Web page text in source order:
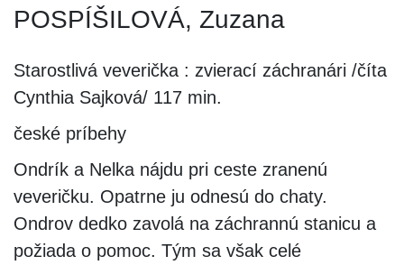
POSPÍŠILOVÁ, Zuzana
Starostlivá veverička : zvierací záchranári /číta
Cynthia Sajková/ 117 min.
české príbehy
Ondrík a Nelka nájdu pri ceste zranenú
veveričku. Opatrne ju odnesú do chaty.
Ondrov dedko zavolá na záchrannú stanicu a
požiada o pomoc. Tým sa však celé